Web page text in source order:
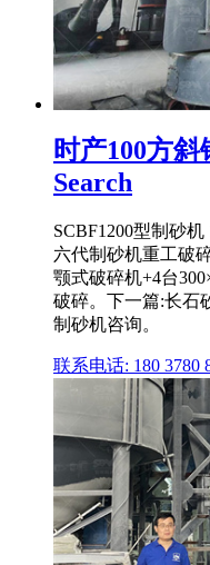
时产100方
Search
SCBF1200型制砂
六代制砂机重工破
颚式破碎机+4台
破碎。下一篇:长石
制砂机咨询。
联系电话: 180 3780